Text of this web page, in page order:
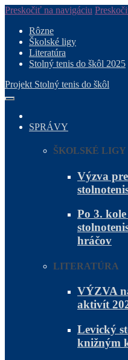
Preskočiť na navigáciu
Rôzne
Školské ligy
Literatúra
Stolný tenis do škôl 2025
Projekt Stolný tenis do škôl
SPRÁVY
ŠKOLSKÉ LIGY
Výzva
Po 3.
hráčov
LITERATÚRA
VÝZVA
aktivít
Levický
knižným